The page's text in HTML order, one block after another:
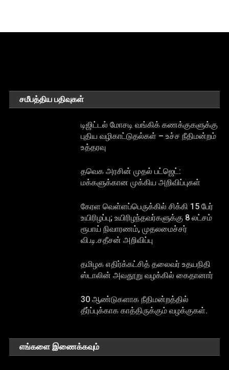
சமீபத்திய பதிவுகள்
டிஜிட்டல் மோசடி வங்கிக் கணக்குகளுக்கு
புதிய வழிகாட்டுதல்கள் – உச்ச நீதிமன்றம்
உத்தரவு
தவெக அரசின் முதல் பட்ஜெட்:
மக்களுக்கான முக்கிய அறிவிப்புகள்
கேரள வெள்ளப்பெருக்கில் சிக்கி 15 பேர்
உயிரிழப்பு; உயிரிழந்தவர்களுக்கு 8 லட்சம்
ரூபாய் நிவாரணம், முதலமைச்சர்
வி.டி.சதீசன் அறிவிப்பு
தமிழக எதிர்க்கட்சித் தலைவர் உதயநிதி
ஸ்டாலின் அவதூறு வழக்கில் கைதானார்
30 ஆண்டுகளாக நீதிமன்றத்தில்
தீர்ப்புக்காக காத்திருக்கும் வழக்குகள்.
எங்களை இணைக்கவும்